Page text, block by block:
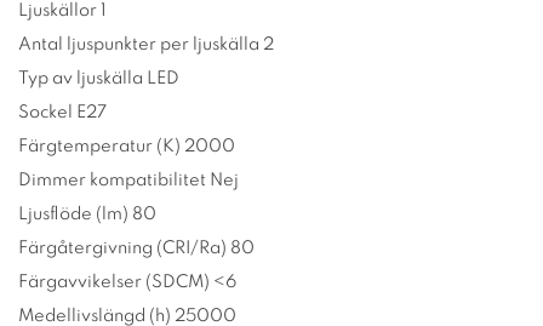
Ljuskällor 1
Antal ljuspunkter per ljuskälla 2
Typ av ljuskälla LED
Sockel E27
Färgtemperatur (K) 2000
Dimmer kompatibilitet Nej
Ljusflöde (lm) 80
Färgåtergivning (CRI/Ra) 80
Färgavvikelser (SDCM) <6
Medellivslängd (h) 25000